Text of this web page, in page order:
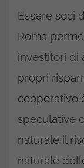
Essere soci
Roma
investitori di
propri
cooperativo
speculative
naturale il
naturale